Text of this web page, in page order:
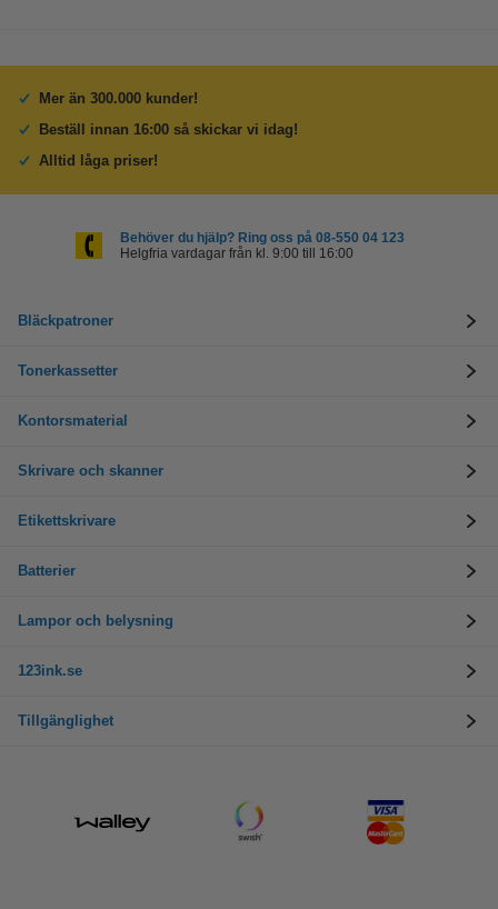
Mer än 300.000 kunder!
Beställ innan 16:00 så skickar vi idag!
Alltid låga priser!
Behöver du hjälp? Ring oss på 08-550 04 123
Helgfria vardagar från kl. 9:00 till 16:00
Bläckpatroner
Tonerkassetter
Kontorsmaterial
Skrivare och skanner
Etikettskrivare
Batterier
Lampor och belysning
123ink.se
Tillgänglighet